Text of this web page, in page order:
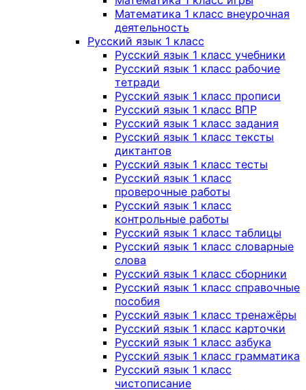
Математика 1 класс внеурочная
деятельность
Русский язык 1 класс
Русский язык 1 класс учебники
Русский язык 1 класс рабочие
тетради
Русский язык 1 класс прописи
Русский язык 1 класс ВПР
Русский язык 1 класс задания
Русский язык 1 класс тексты
диктантов
Русский язык 1 класс тесты
Русский язык 1 класс
проверочные работы
Русский язык 1 класс
контрольные работы
Русский язык 1 класс таблицы
Русский язык 1 класс словарные
слова
Русский язык 1 класс сборники
Русский язык 1 класс справочные
пособия
Русский язык 1 класс тренажёры
Русский язык 1 класс карточки
Русский язык 1 класс азбука
Русский язык 1 класс грамматика
Русский язык 1 класс
чистописание